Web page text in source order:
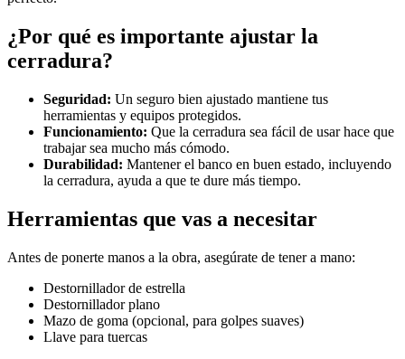
¿Por qué es importante ajustar la
cerradura?
Seguridad: Un seguro bien ajustado mantiene tus
herramientas y equipos protegidos.
Funcionamiento: Que la cerradura sea fácil de usar hace que
trabajar sea mucho más cómodo.
Durabilidad: Mantener el banco en buen estado, incluyendo
la cerradura, ayuda a que te dure más tiempo.
Herramientas que vas a necesitar
Antes de ponerte manos a la obra, asegúrate de tener a mano:
Destornillador de estrella
Destornillador plano
Mazo de goma (opcional, para golpes suaves)
Llave para tuercas